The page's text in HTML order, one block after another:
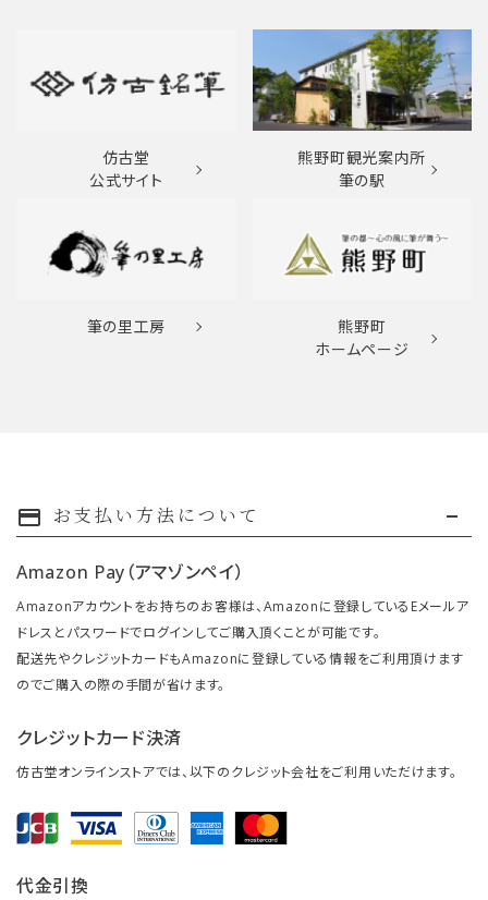
仿古堂
公式サイト
熊野町観光案内所
筆の駅
筆の里工房
熊野町
ホームページ
payment お支払い方法について
Amazon Pay（アマゾンペイ）
Amazonアカウントをお持ちのお客様は、Amazonに登録しているEメールア
ドレスとパスワードでログインしてご購入頂くことが可能です。
配送先やクレジットカードもAmazonに登録している情報をご利用頂けます
のでご購入の際の手間が省けます。
クレジットカード決済
仿古堂オンラインストアでは、以下のクレジット会社をご利用いただけます。
代金引換